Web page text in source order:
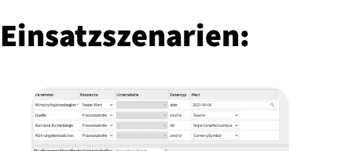
Ein­satz­sze­na­ri­en: